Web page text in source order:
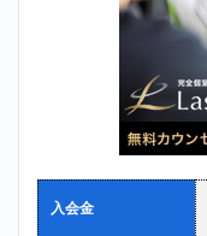
入会金